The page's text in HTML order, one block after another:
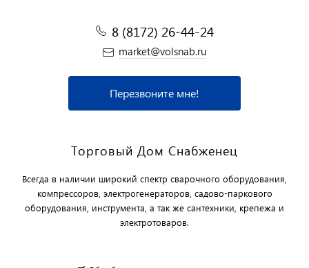
8 (8172) 26-44-24
market@volsnab.ru
Перезвоните мне!
Торговый Дом Снабженец
Всегда в наличии широкий спектр сварочного оборудования,
компрессоров, электрогенераторов, садово-паркового
оборудования, инструмента, а так же сантехники, крепежа и
электротоваров.